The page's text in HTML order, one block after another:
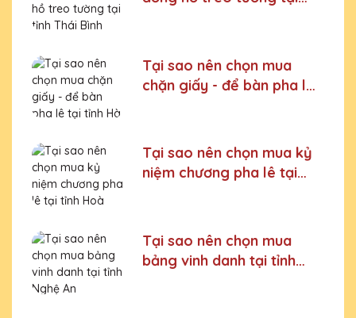
Tại sao nên chọn mua
chặn giấy - để bàn pha lê
Tại sao nên chọn mua kỷ
niệm chương pha lê tại
Tại sao nên chọn mua
bảng vinh danh tại tỉnh